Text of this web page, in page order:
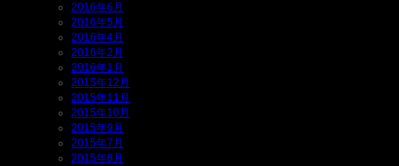
2016年6月
2016年5月
2016年4月
2016年2月
2016年1月
2015年12月
2015年11月
2015年10月
2015年9月
2015年7月
2015年6月